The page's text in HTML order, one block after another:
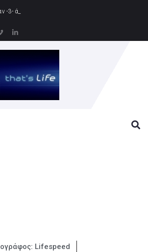
-3- άτομα για καλλιέργεια δε
Lifespeed